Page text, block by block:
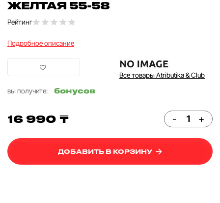
ЖЕЛТАЯ 55-58
Рейтинг
Подробное описание
Все товары Atributika & Club
вы получите:
бонусов
16 990 ₸ - +
ДОБАВИТЬ В КОРЗИНУ